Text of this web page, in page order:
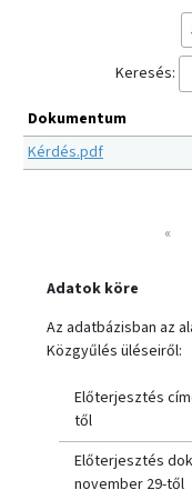
Keresés:
Dokumentum
Kérdés.pdf
«
Adatok köre
Az adatbázisban az
Közgyűlés üléseiről:
Előterjesztés
től
Előterjesztés
november 29-től